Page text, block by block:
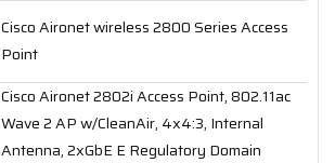
Cisco Aironet wireless 2800 Series Access
Point
Cisco Aironet 2802i Access Point, 802.11ac
Wave 2 AP w/CleanAir, 4x4:3, Internal
Antenna, 2xGbE E Regulatory Domain